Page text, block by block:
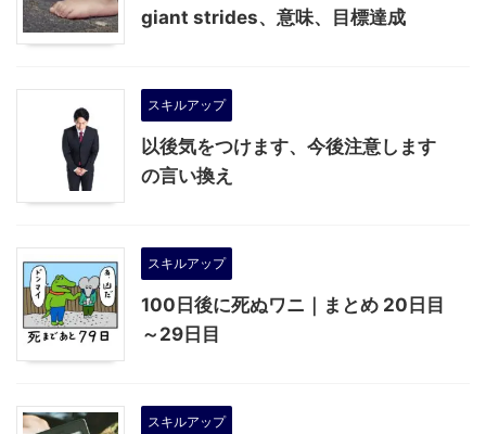
giant strides、意味、目標達成
スキルアップ
以後気をつけます、今後注意します
の言い換え
スキルアップ
100日後に死ぬワニ｜まとめ 20日目
～29日目
スキルアップ